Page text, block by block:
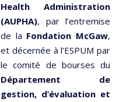
Health Administration
(AUPHA), par l’entremise
de la Fondation McGaw,
et décernée à l’ESPUM par
le comité de bourses du
Département de
gestion, d’évaluation et